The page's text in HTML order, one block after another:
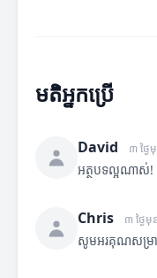
មតិអ្នកប្រើ
David ៣ ថ្ងៃ
អត្ថបទល្អណាស់!
Chris ៣ ថ្ងៃមុ
សូមអរគុណសម្រា